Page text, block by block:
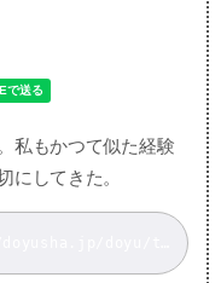
私もかつて似た経験
にしてきた。